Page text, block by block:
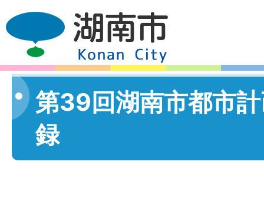
第39回湖南市都市
録